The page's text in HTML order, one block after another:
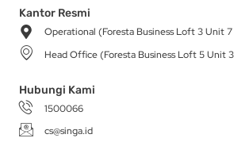
a
g
r
a
m
b
o
-
t
r
i
Kantor Resmi
Operational (Foresta Business Loft 3 Unit 7
Head Office (Foresta Business Loft 5 Unit
Hubungi Kami
1500066
cs@singa.id